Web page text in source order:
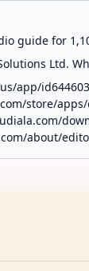
guide for
Ltd.
app/
store/
about/